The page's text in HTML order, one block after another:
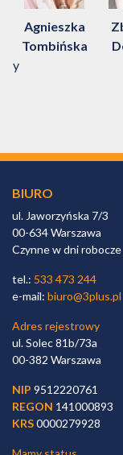
Agnieszka
Tombińska
BIURO
ul. Jaworzyńska 7/3
00-634 Warszawa
Czynne w dni
tel.: 533 473 244
e-mail: biuro@3plus.pl
Adres rejestrowy
ul. Solec 81b/73a
00-382 Warszawa
NIP 9512220761
REGON 141000893
KRS0000279928